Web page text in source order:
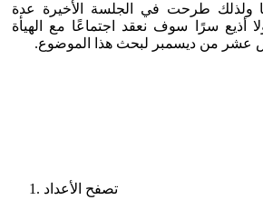
ولذلك طرحت في الجلسة الأخيرة عدة
أذيع سرًا سوف نعقد اجتماعًا مع الهيأة
عشر من ديسمبر لبحث هذا الموضوع.
تصفح الأعداد